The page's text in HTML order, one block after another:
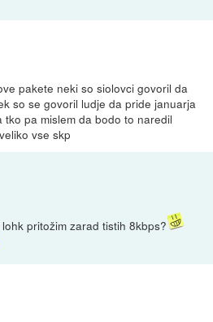
pakete neki so siolovci govoril da
so se govoril ludje da pride januarja
pa mislem da bodo to naredil
vse skp
pritožim zarad tistih 8kbps?